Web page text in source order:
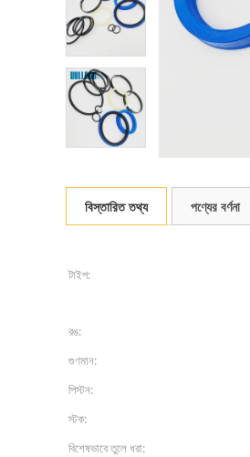
বিস্তারিত তথ্য পণ্যের বর্ণনা
টাইপ:
রঙ:
গুণমান:
পিস্টন:
স্টক:
বিশেষভাবে তুলে ধরা: